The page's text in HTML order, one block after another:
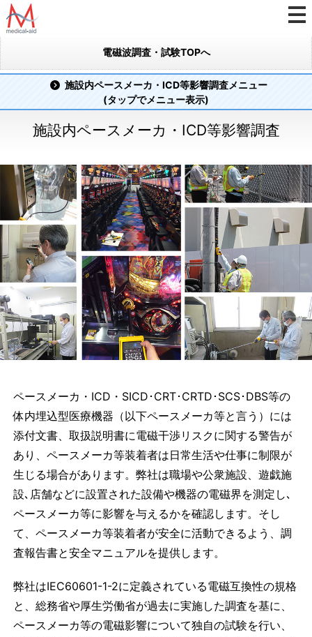
電磁波調査・試験TOPへ
施設内ペースメーカ・ICD等影響調査メニュー
(タップでメニュー表示)
施設内ペースメーカ・ICD等影響調査
ペースメーカ・ICD・SICD･CRT･CRTD･SCS･DBS等の
体内埋込型医療機器（以下ペースメーカ等と言う）には
添付文書、取扱説明書に電磁干渉リスクに関する警告が
あり、ペースメーカ等装着者は日常生活や仕事に制限が
生じる場合があります。弊社は職場や公衆施設、遊戯施
設､店舗などに設置された設備や機器の電磁界を測定し､
ペースメーカ等に影響を与えるかを確認します。そし
て、ペースメーカ等装着者が安全に活動できるよう、調
査報告書と安全マニュアルを提供します。
弊社はIEC60601-1-2に定義されている電磁互換性の規格
と、総務省や厚生労働省が過去に実施した調査を基に、
ペースメーカ等の電磁影響について独自の試験を行い、